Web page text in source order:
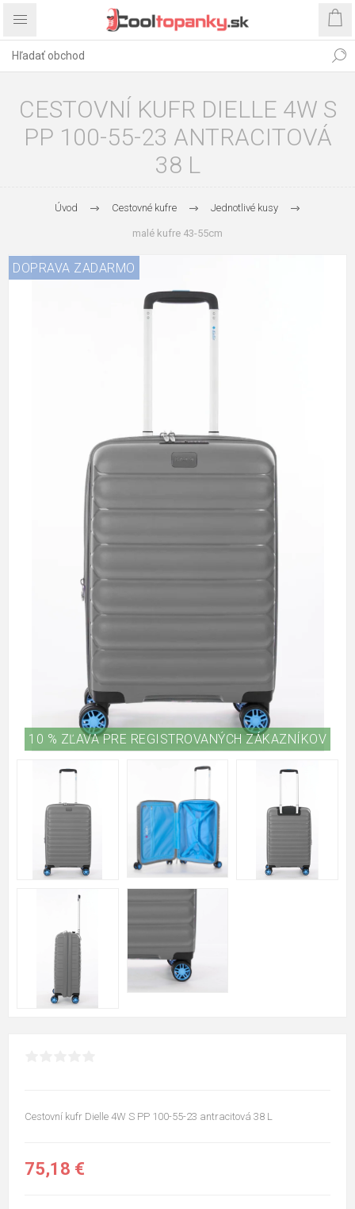
CESTOVNÍ KUFR DIELLE 4W S
PP 100-55-23 ANTRACITOVÁ
38 L
Úvod Cestovné kufre Jednotlivé kusy
malé kufre 43-55cm
DOPRAVA ZADARMO
10 % ZĽAVA PRE REGISTROVANÝCH ZÁKAZNÍKOV
Cestovní kufr Dielle 4W S PP 100-55-23 antracitová 38 L
75,18 €